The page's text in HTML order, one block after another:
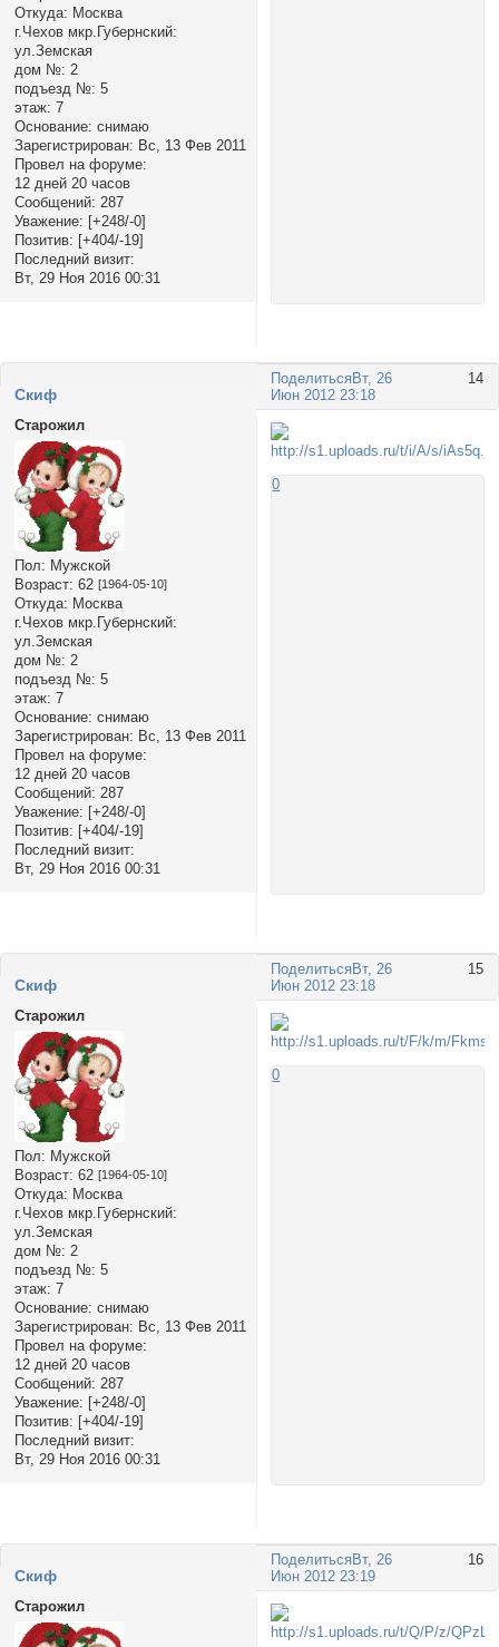
Откуда: Москва
г.Чехов мкр.Губернский:
ул.Земская
дом №: 2
подъезд №: 5
этаж: 7
Основание: снимаю
Зарегистрирован: Вс, 13 Фев 2011
Провел на форуме:
12 дней 20 часов
Сообщений: 287
Уважение: [+248/-0]
Позитив: [+404/-19]
Последний визит:
Вт, 29 Ноя 2016 00:31
Поделиться 14
Вт, 26
Июн 2012 23:18
Cкиф
Старожил
Пол: Мужской
Возраст: 62 [1964-05-10]
Откуда: Москва
г.Чехов мкр.Губернский:
ул.Земская
дом №: 2
подъезд №: 5
этаж: 7
Основание: снимаю
Зарегистрирован: Вс, 13 Фев 2011
Провел на форуме:
12 дней 20 часов
Сообщений: 287
Уважение: [+248/-0]
Позитив: [+404/-19]
Последний визит:
Вт, 29 Ноя 2016 00:31
0
Поделиться 15
Вт, 26
Июн 2012 23:18
Cкиф
Старожил
Пол: Мужской
Возраст: 62 [1964-05-10]
Откуда: Москва
г.Чехов мкр.Губернский:
ул.Земская
дом №: 2
подъезд №: 5
этаж: 7
Основание: снимаю
Зарегистрирован: Вс, 13 Фев 2011
Провел на форуме:
12 дней 20 часов
Сообщений: 287
Уважение: [+248/-0]
Позитив: [+404/-19]
Последний визит:
Вт, 29 Ноя 2016 00:31
0
Поделиться 16
Вт, 26
Июн 2012 23:19
Cкиф
Старожил